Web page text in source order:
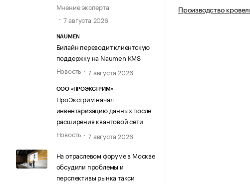
Мнение эксперта
7 августа 2026
NAUMEN
Билайн переводит клиентскую
поддержку на Naumen KMS
Новость
7 августа 2026
ООО «ПРОЭКСТРИМ»
ПроЭкстрим начал
инвентаризацию данных после
расширения квантовой сети
Новость
7 августа 2026
На отраслевом форуме в Москве
обсудили проблемы и
перспективы рынка такси
Производство